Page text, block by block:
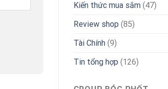
Kiến thức mua sắm(47)
Review shop (85)
Tài Chính(9)
Tin tổng hợp (126)